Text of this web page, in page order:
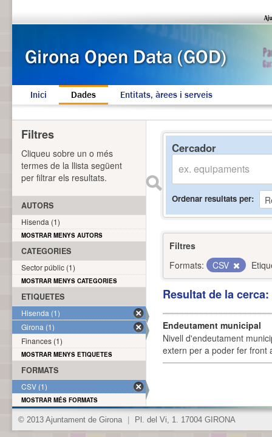
Inici Dades Entitats, àrees i serveis
Cercador
Ordenar resultats per
Filtres
Formats:
CSV
Resultat de la
Endeutament municipal
Nivell d'endeutament
extern per a poder fer front
Filtres
Cliqueu sobre un o més
termes de la llista següent
per filtrar els resultats.
AUTORS
Hisenda (1)
MOSTRAR MENYS AUTORS
CATEGORIES
Sector públic (1)
MOSTRAR MENYS CATEGORIES
ETIQUETES
Hisenda (1)
Girona (1)
Finances (1)
MOSTRAR MENYS ETIQUETES
FORMATS
CSV (1)
MOSTRAR MÉS FORMATS
© 2013 Ajuntament de Girona Pl. del Vi, 1. 17004 GIRONA